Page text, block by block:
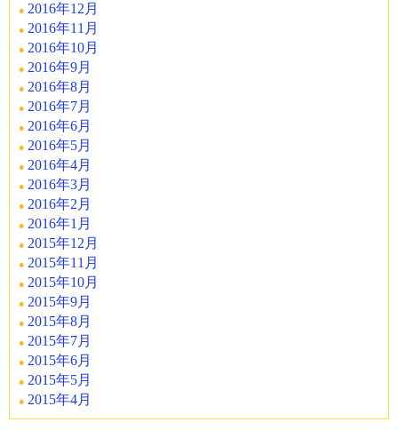
2016年12月
2016年11月
2016年10月
2016年9月
2016年8月
2016年7月
2016年6月
2016年5月
2016年4月
2016年3月
2016年2月
2016年1月
2015年12月
2015年11月
2015年10月
2015年9月
2015年8月
2015年7月
2015年6月
2015年5月
2015年4月